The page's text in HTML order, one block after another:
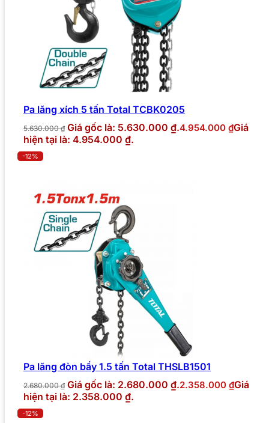
Pa lăng xích 5 tấn Total TCBK0205
5.630.000₫ Giá gốc là: 5.630.000 ₫.4.954.000 ₫Giá
hiện tại là: 4.954.000 ₫.
-12%
Pa lăng đòn bẩy 1.5 tấn Total THSLB1501
2.680.000₫ Giá gốc là: 2.680.000 ₫.2.358.000 ₫Giá
hiện tại là: 2.358.000 ₫.
-12%